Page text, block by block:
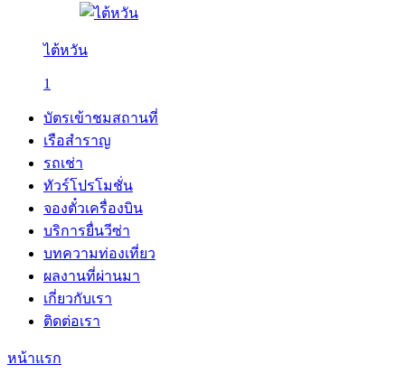
ไต้หวัน
1
บัตรเข้าชมสถานที่
เรือสำราญ
รถเช่า
ทัวร์โปรโมชั่น
จองตั๋วเครื่องบิน
บริการยื่นวีซ่า
บทความท่องเที่ยว
ผลงานที่ผ่านมา
เกี่ยวกับเรา
ติดต่อเรา
หน้าแรก